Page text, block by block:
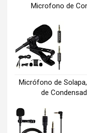
Microfono de
Micrófono de
de